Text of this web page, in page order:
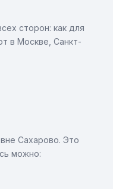
сторон: как для
в Москве, Санкт-
Сахарово. Это
можно: